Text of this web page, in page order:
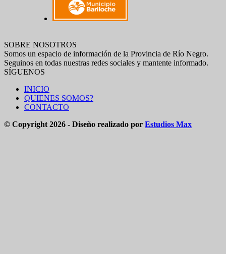
SOBRE NOSOTROS
Somos un espacio de información de la Provincia de Río Negro.
Seguinos en todas nuestras redes sociales y mantente informado.
SÍGUENOS
INICIO
QUIENES SOMOS?
CONTACTO
© Copyright 2026 - Diseño realizado por Estudios Max